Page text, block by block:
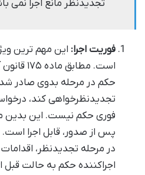
تجدیدنظر مانع اجرا نمی
فوریت اجرا: این مهم ترین
است.
حکم در مرحله بدوی صادر
تجدیدنظرخواهی کند،
فوری حکم نیست. این بدین
پس از صدور، قابل اجرا
در مرحله تجدیدنظر،
اجراکننده حکم به حالت قبل